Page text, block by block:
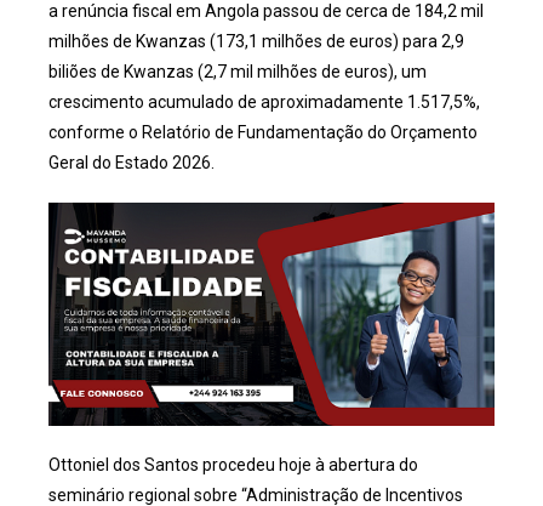
a renúncia fiscal em Angola passou de cerca de 184,2 mil
milhões de Kwanzas (173,1 milhões de euros) para 2,9
biliões de Kwanzas (2,7 mil milhões de euros), um
crescimento acumulado de aproximadamente 1.517,5%,
conforme o Relatório de Fundamentação do Orçamento
Geral do Estado 2026.
Ottoniel dos Santos procedeu hoje à abertura do
seminário regional sobre “Administração de Incentivos